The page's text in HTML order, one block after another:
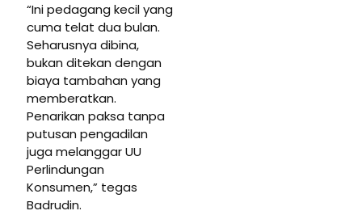
“Ini pedagang kecil yang
cuma telat dua bulan.
Seharusnya dibina,
bukan ditekan dengan
biaya tambahan yang
memberatkan.
Penarikan paksa tanpa
putusan pengadilan
juga melanggar UU
Perlindungan
Konsumen,” tegas
Badrudin.